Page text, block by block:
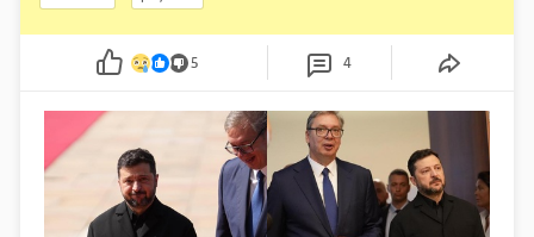
5 4